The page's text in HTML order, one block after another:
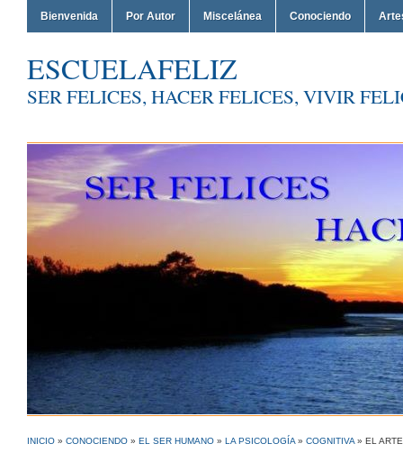
Bienvenida Por Autor Miscelánea Conociendo
ESCUELAFELIZ
SER FELICES, HACER FELICES, VIVIR
INICIO » CONOCIENDO » EL SER HUMANO » LA PSICOLOGÍA » COGNITIVA » EL